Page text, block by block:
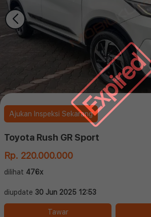
Expired
Ajukan Inspeksi Sekarang
Toyota Rush GR Sport
Rp. 220.000.000
dilihat 476x
diupdate 30 Jun 2025 12:53
Tawar